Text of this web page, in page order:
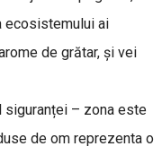
ecosistemului ai
de grătar, și vei
siguranței – zona este
de om reprezenta o